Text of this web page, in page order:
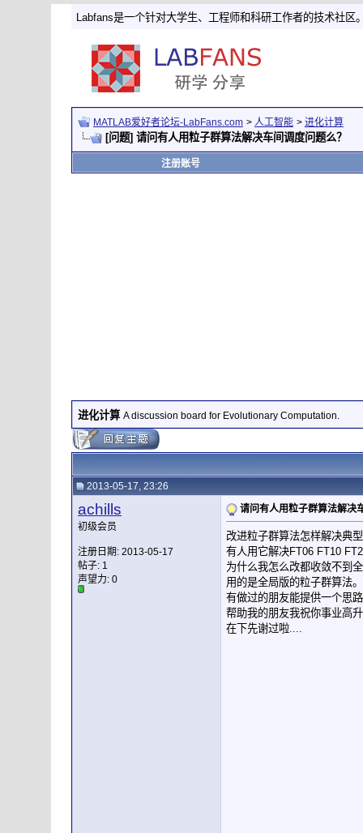
Labfans是一个针对大学生、工程师和科研工作者的技术社区
MATLAB爱好者论坛-LabFans.com > 人工智能 > 进化计算
[问题] 请问有人用粒子群算法解决车间调度问题么？
注册账号
进化计算 A discussion board for Evolutionary Computation.
2013-05-17, 23:26
achills
初级会员
注册日期: 2013-05-17
帖子: 1
声望力: 0
请问有人用粒子群算法解决
改进粒子群算法怎样解决典
有人用它解决FT06 FT10
为什么我怎么改都收敛不到
用的是全局版的粒子群算法
有做过的朋友能提供一个思
帮助我的朋友我祝你事业高
在下先谢过啦....